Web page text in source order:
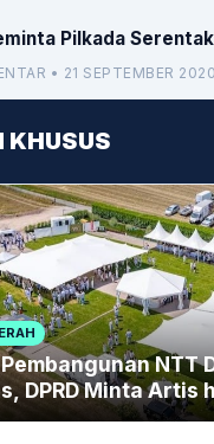
Pilkada
• 21 SEPTEMBER 2020
KHUSUS
NTT
DPRD Minta Artis
Prioritas